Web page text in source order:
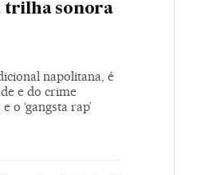
trilha sonora
napolitana, é
e do crime
‘gangsta rap’